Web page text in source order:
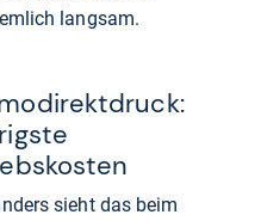
langsam.
sieht das beim